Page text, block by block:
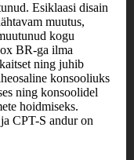
Esiklaasi disain
muutus,
kogu
BR-ga ilma
ning juhib
konsooliuks
ning konsoolidel
hoidmiseks.
CPT-S andur on